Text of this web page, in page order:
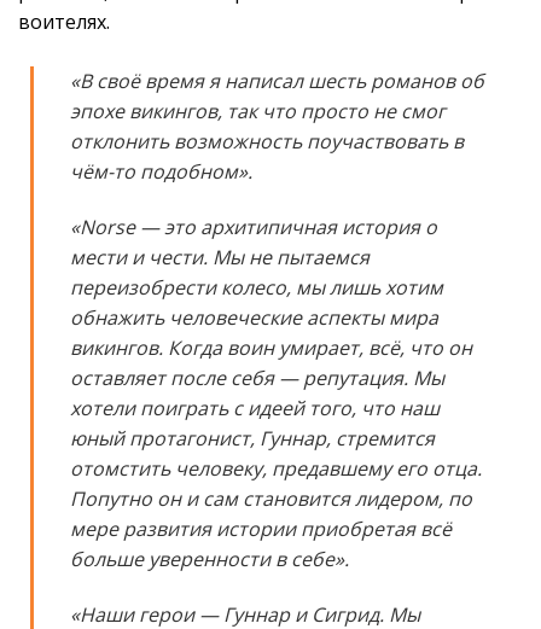
воителях.
«В своё время я написал шесть романов об
эпохе викингов, так что просто не смог
отклонить возможность поучаствовать в
чём-то подобном».
«Norse — это архитипичная история о
мести и чести. Мы не пытаемся
переизобрести колесо, мы лишь хотим
обнажить человеческие аспекты мира
викингов. Когда воин умирает, всё, что он
оставляет после себя — репутация. Мы
хотели поиграть с идеей того, что наш
юный протагонист, Гуннар, стремится
отомстить человеку, предавшему его отца.
Попутно он и сам становится лидером, по
мере развития истории приобретая всё
больше уверенности в себе».
«Наши герои — Гуннар и Сигрид. Мы